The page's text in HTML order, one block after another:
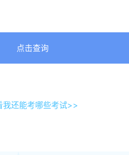
点击查询
我还能考哪些考试>>